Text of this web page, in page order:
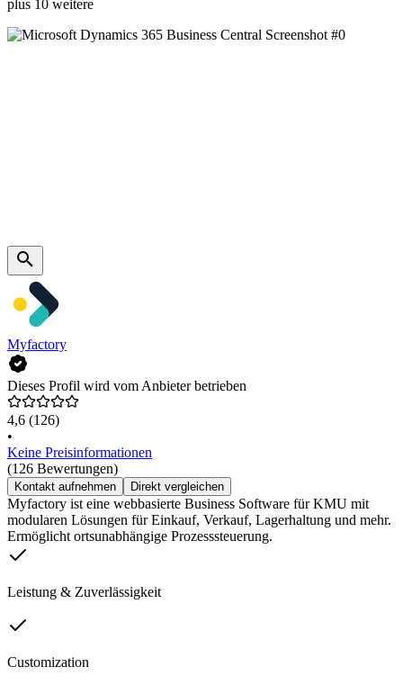
plus 10 weitere
Myfactory
Dieses Profil wird vom Anbieter betrieben
4,6 (126)
•
Keine Preisinformationen
(126 Bewertungen)
Kontakt aufnehmen Direkt vergleichen
Myfactory ist eine webbasierte Business Software für KMU mit
modularen Lösungen für Einkauf, Verkauf, Lagerhaltung und mehr.
Ermöglicht ortsunabhängige Prozesssteuerung.
Leistung & Zuverlässigkeit
Customization